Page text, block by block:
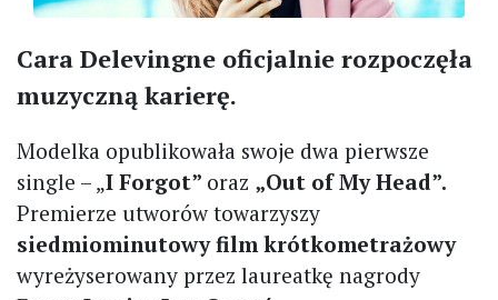
Cara Delevingne oficjalnie rozpoczęła
muzyczną karierę.
Modelka opublikowała swoje dwa pierwsze
single – „I Forgot” oraz „Out of My Head”.
Premierze utworów towarzyszy
siedmiominutowy film krótkometrażowy
wyreżyserowany przez laureatkę nagrody